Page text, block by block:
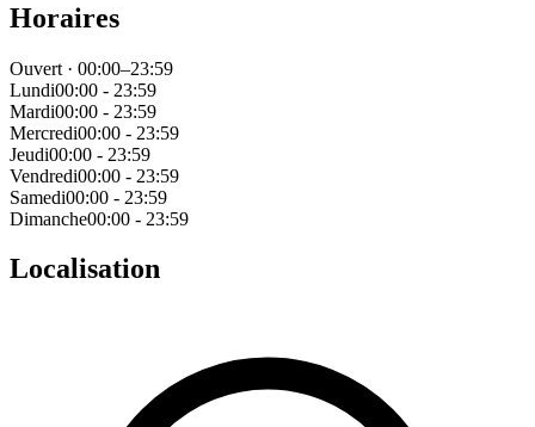
Horaires
Ouvert · 00:00–23:59
Lundi00:00 - 23:59
Mardi00:00 - 23:59
Mercredi00:00 - 23:59
Jeudi00:00 - 23:59
Vendredi00:00 - 23:59
Samedi00:00 - 23:59
Dimanche00:00 - 23:59
Localisation